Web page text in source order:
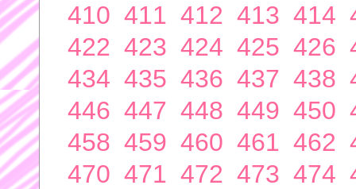
410 411 412 413 414
422 423 424 425 426
434 435 436 437 438
446 447 448 449 450
458 459 460 461 462
470 471 472 473 474